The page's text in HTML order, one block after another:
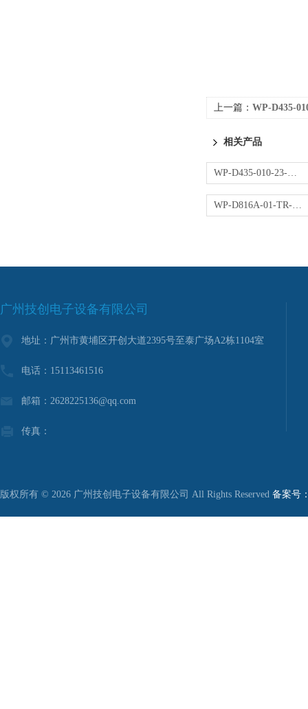
上一篇： WP-D435-
相关产品
WP-D435-010-23-NN操作器
WP-D816A-01-TR-HL控制仪
广州技创电子设备有限公司
地址：广州市黄埔区开创大道2395号至泰广场A2栋1104室
电话：15113461516
邮箱：2628225136@qq.com
传真：
版权所有 © 2026 广州技创电子设备有限公司 All Rights Reserved 备案号